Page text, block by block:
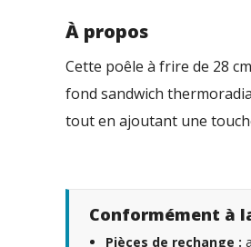
À propos
Cette poêle à frire de 28
fond sandwich
tout en ajoutant une
Conformément à
Pièces de rechange :